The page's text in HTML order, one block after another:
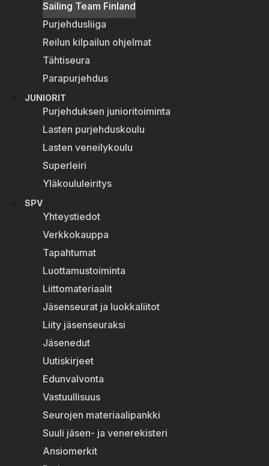
Sailing Team Finland
Purjehdusliiga
Reilun kilpailun ohjelmat
Tähtiseura
Parapurjehdus
JUNIORIT
Purjehduksen junioritoiminta
Lasten purjehduskoulu
Lasten veneilykoulu
Superleiri
Yläkoululeiritys
SPV
Yhteystiedot
Verkkokauppa
Tapahtumat
Luottamustoiminta
Liittomateriaalit
Jäsenseurat ja luokkaliitot
Liity jäsenseuraksi
Jäsenedut
Uutiskirjeet
Edunvalvonta
Vastuullisuus
Seurojen materiaalipankki
Suuli jäsen- ja venerekisteri
Ansiomerkit